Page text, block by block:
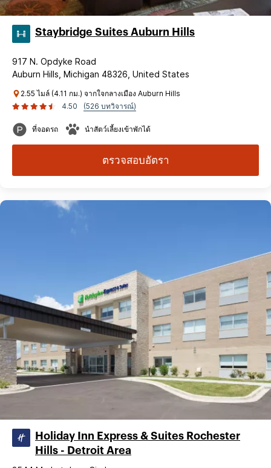
Staybridge Suites Auburn Hills
917 N. Opdyke Road
Auburn Hills, Michigan 48326, United States
2.55 ไมล์ (4.11 กม.) จากใจกลางเมือง Auburn Hills
4.50
(526 บทวิจารณ์)
ที่จอดรถ นำสัตว์เลี้ยงเข้าพักได้
ตรวจสอบอัตรา
Holiday Inn Express & Suites Rochester
Hills - Detroit Area